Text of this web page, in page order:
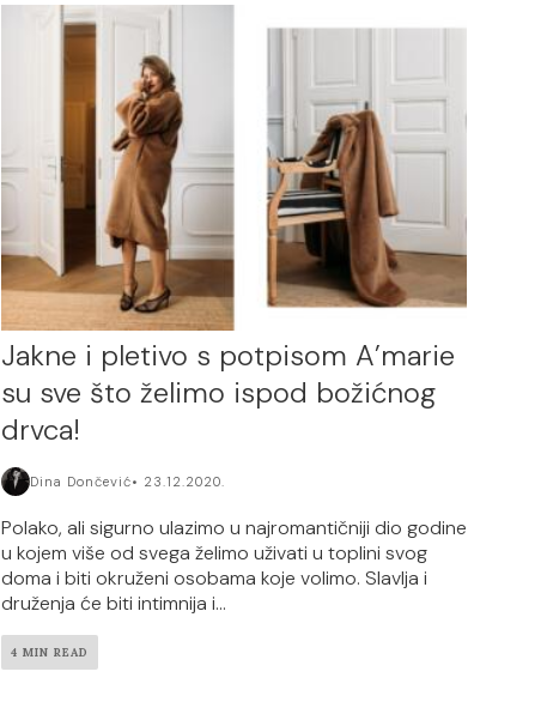
Jakne i pletivo s potpisom A’marie
su sve što želimo ispod božićnog
drvca!
Dina Dončević 23.12.2020.
Polako, ali sigurno ulazimo u najromantičniji dio godine
u kojem više od svega želimo uživati u toplini svog
doma i biti okruženi osobama koje volimo. Slavlja i
druženja će biti intimnija i...
4 MIN READ